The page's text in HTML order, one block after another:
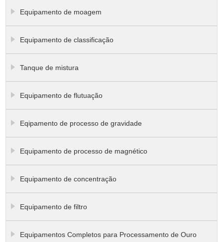
Equipamento de moagem
Equipamento de classificação
Tanque de mistura
Equipamento de flutuação
Eqipamento de processo de gravidade
Equipamento de processo de magnético
Equipamento de concentração
Equipamento de filtro
Equipamentos Completos para Processamento de Ouro